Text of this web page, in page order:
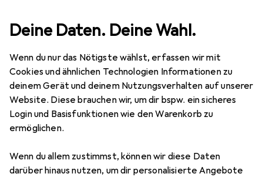
Deine Daten. Deine Wahl.
Wenn du nur das Nötigste wählst, erfassen wir mit
Cookies und ähnlichen Technologien Informationen zu
deinem Gerät und deinem Nutzungsverhalten auf unserer
Website. Diese brauchen wir, um dir bspw. ein sicheres
Login und Basisfunktionen wie den Warenkorb zu
ermöglichen.
Wenn du allem zustimmst, können wir diese Daten
darüber hinaus nutzen, um dir personalisierte Angebote
+ Gehäuse Festo G1/2" 0.5-12 bar F/R with On/Off Valve
2 Bilder
FestoG1/2" 0.5-12 bar F/R with
On/Off Valve
Preis in EUR inkl. MwSt.
EUR
709,37